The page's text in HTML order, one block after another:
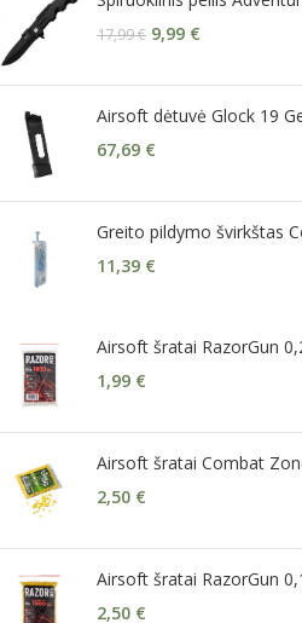
17,99€ 9,99 €
Airsoft dėtuvė Glock 19
67,69 €
Greito pildymo švirkštas
11,39 €
Airsoft šratai RazorGun
1,99 €
Airsoft šratai Combat
2,50 €
Airsoft šratai RazorGun
2,50 €